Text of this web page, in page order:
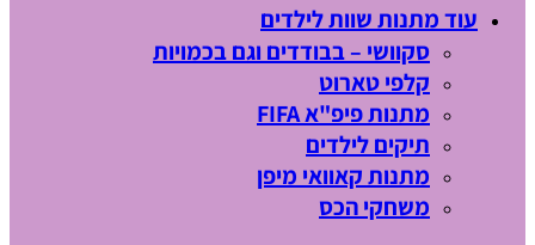
עוד מתנות שוות לילדים
סקוושי – בבודדים וגם בכמויות
קלפי טארוט
מתנות פיפ"א FIFA
תיקים לילדים
מתנות קאוואי מיפן
משחקי הכס